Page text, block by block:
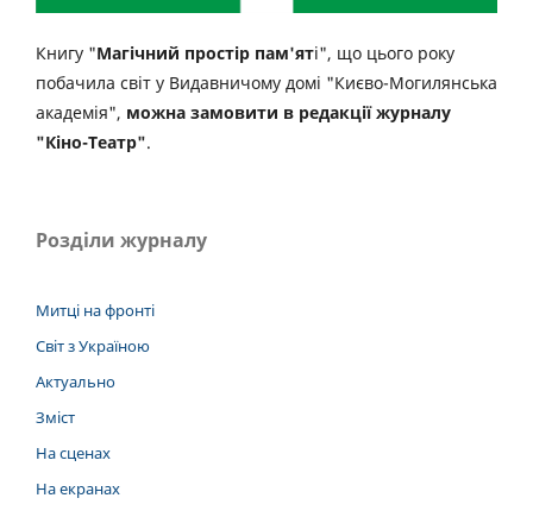
Книгу "Магічний простір пам'яті", що цього року
побачила світ у Видавничому домі "Києво-Могилянська
академія", можна замовити в редакції журналу
"Кіно-Театр".
Розділи журналу
Митці на фронті
Світ з Україною
Актуально
Зміст
На сценах
На екранах